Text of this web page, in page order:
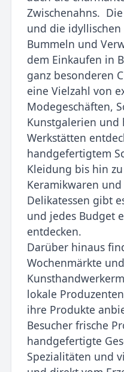
Zwischenahns.
und die idyllischen
Bummeln und
dem Einkaufen in
ganz besonderen
eine Vielzahl von
Modegeschäften,
Kunstgalerien und
Werkstätten
handgefertigtem
Kleidung bis hin
Keramikwaren
Delikatessen gibt
und jedes Budget
entdecken.
Darüber hinaus
Wochenmärkte und
lokale
ihre Produkte
Besucher frische
handgefertigte
Spezialitäten und